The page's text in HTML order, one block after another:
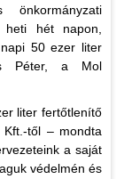
önkormányzati
heti hét napon,
50 ezer liter
Péter, a Mol
liter fertőtlenítő
Kft.-től – mondta
a saját
védelmén és